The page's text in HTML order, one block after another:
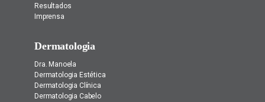
Resultados
Imprensa
Dermatologia
Dra. Manoela
Dermatologia Estética
Dermatologia Clínica
Dermatologia Cabelo